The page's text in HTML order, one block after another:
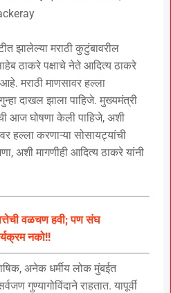
झालेल्या मराठी कुटुंबावरील
ठाकरे पक्षाचे नेते आदित्य ठाकरे
मराठी माणसावर हल्ला
गुन्हा दाखल झाला पाहिजे. मुख्यमंत्री
आज घोषणा केली पाहिजे, अशी
हल्ला करणाऱ्या सोसायट्यांची
अशी मागणीही आदित्य ठाकरे यांनी
वळचण हवी; पण संघ
नको!!
अनेक धर्मीय लोक मुंबईत
गुण्यागोविंदाने राहतात. यापूर्वी